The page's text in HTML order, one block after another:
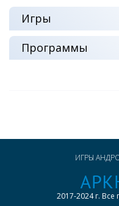
Игры
Программы
ИГРЫ
2017-2024 г.